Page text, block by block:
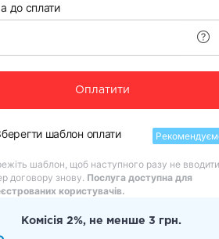
до сплати
Оплатити
шаблон оплати
шаблон, щоб наступного разу не вводити
договору знову. Послуга доступна для
користувачів.
Комісія 2%, не менше 3 грн.